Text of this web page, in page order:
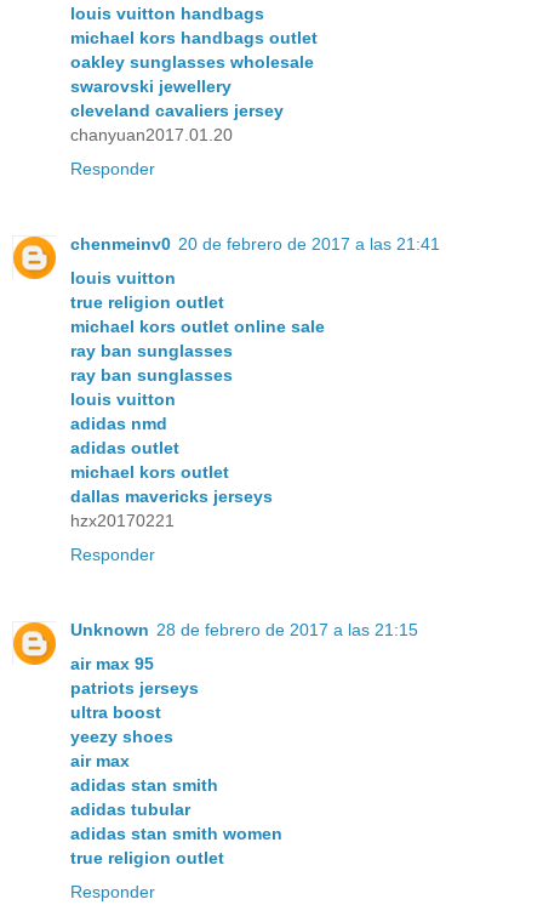
louis vuitton handbags
michael kors handbags outlet
oakley sunglasses wholesale
swarovski jewellery
cleveland cavaliers jersey
chanyuan2017.01.20
Responder
chenmeinv0 20 de febrero de 2017 a las 21:41
louis vuitton
true religion outlet
michael kors outlet online sale
ray ban sunglasses
ray ban sunglasses
louis vuitton
adidas nmd
adidas outlet
michael kors outlet
dallas mavericks jerseys
hzx20170221
Responder
Unknown 28 de febrero de 2017 a las 21:15
air max 95
patriots jerseys
ultra boost
yeezy shoes
air max
adidas stan smith
adidas tubular
adidas stan smith women
true religion outlet
Responder